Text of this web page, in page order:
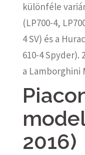
különféle
(LP700-4,
4 SV) és a
610-4 Spyder).
a Lamborghini
2016)